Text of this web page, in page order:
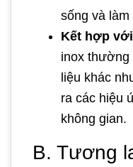
sống và làm
Kết hợp
inox
liệu khác
ra các hiệu
không gian.
B. Tương